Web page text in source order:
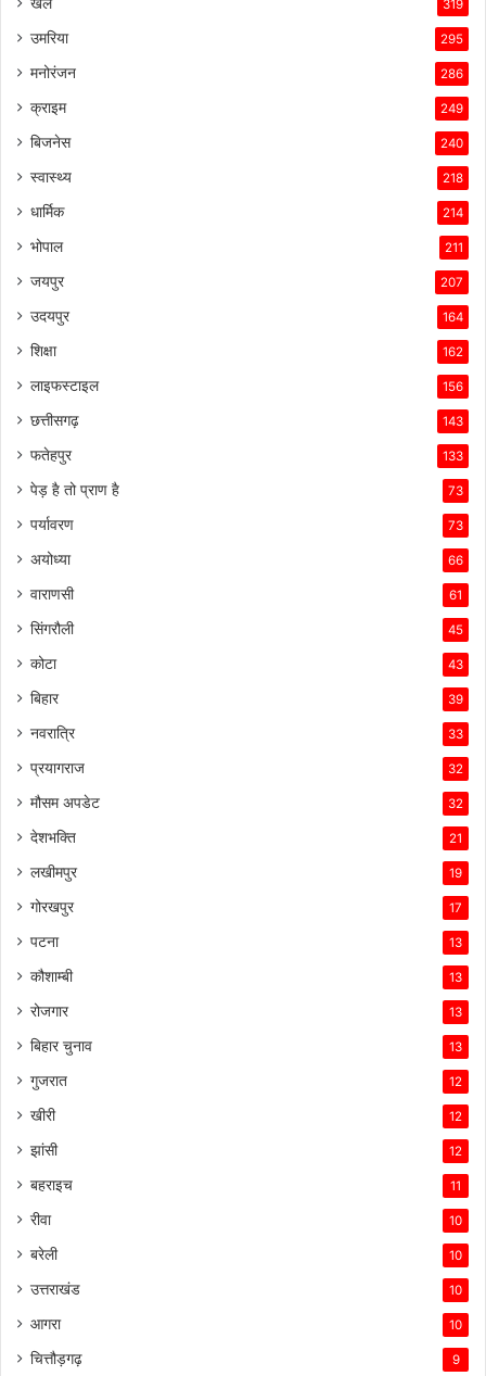
खेल 319
उमरिया 295
मनोरंजन 286
क्राइम 249
बिजनेस 240
स्वास्थ्य 218
धार्मिक 214
भोपाल 211
जयपुर 207
उदयपुर 164
शिक्षा 162
लाइफस्टाइल 156
छत्तीसगढ़ 143
फतेहपुर 133
पेड़ है तो प्राण है 73
पर्यावरण 73
अयोध्या 66
वाराणसी 61
सिंगरौली 45
कोटा 43
बिहार 39
नवरात्रि 33
प्रयागराज 32
मौसम अपडेट 32
देशभक्ति 21
लखीमपुर 19
गोरखपुर 17
पटना 13
कौशाम्बी 13
रोजगार 13
बिहार चुनाव 13
गुजरात 12
खीरी 12
झांसी 12
बहराइच 11
रीवा 10
बरेली 10
उत्तराखंड 10
आगरा 10
चित्तौड़गढ़ 9